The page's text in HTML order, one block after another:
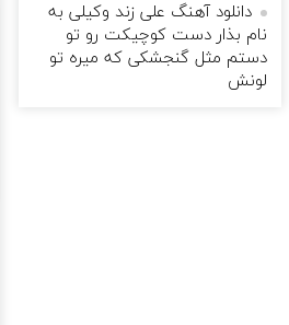
دانلود آهنگ علی زند وکیلی به
نام بذار دست كوچیكت رو تو
دستم مثل گنجشكی كه میره تو
لونش